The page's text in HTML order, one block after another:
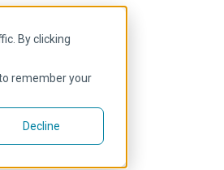
By clicking
remember your
Decline